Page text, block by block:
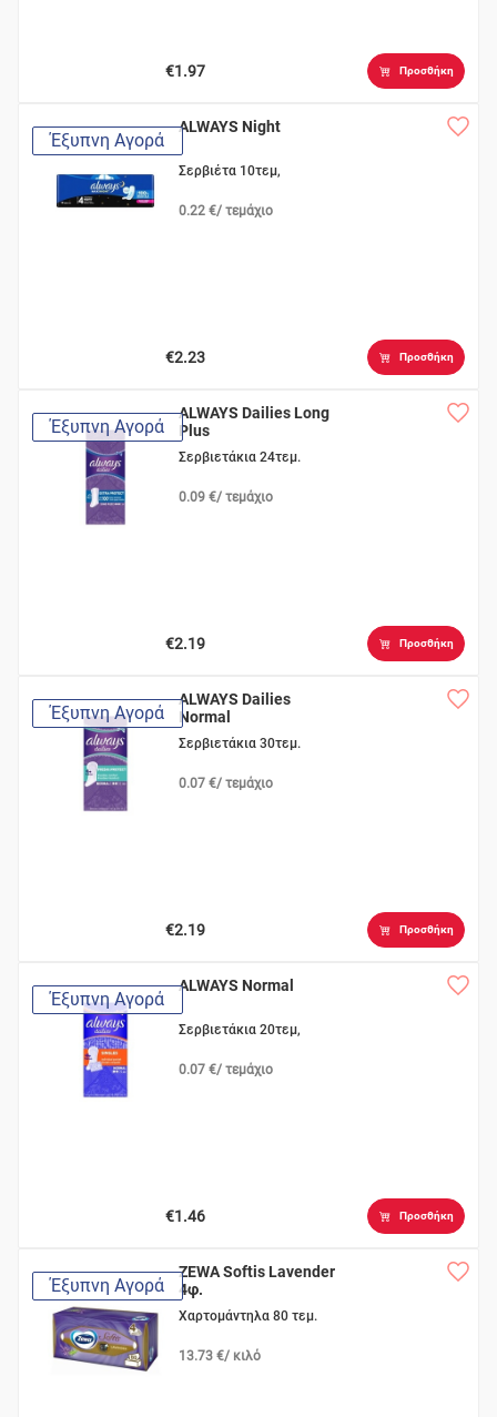
€1.97 Προσθήκη
Έξυπνη Αγορά
ALWAYS Night
Σερβιέτα 10τεμ,
0.22 €/ τεμάχιο
€2.23 Προσθήκη
Έξυπνη Αγορά
ALWAYS Dailies Long
Plus
Σερβιετάκια 24τεμ.
0.09 €/ τεμάχιο
€2.19 Προσθήκη
Έξυπνη Αγορά
ALWAYS Dailies
Normal
Σερβιετάκια 30τεμ.
0.07 €/ τεμάχιο
€2.19 Προσθήκη
Έξυπνη Αγορά
ALWAYS Normal
Σερβιετάκια 20τεμ,
0.07 €/ τεμάχιο
€1.46 Προσθήκη
Έξυπνη Αγορά
ZEWA Softis Lavender
4φ.
Χαρτομάντηλα 80 τεμ.
13.73 €/ κιλό